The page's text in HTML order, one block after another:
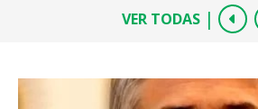
VER TODAS |